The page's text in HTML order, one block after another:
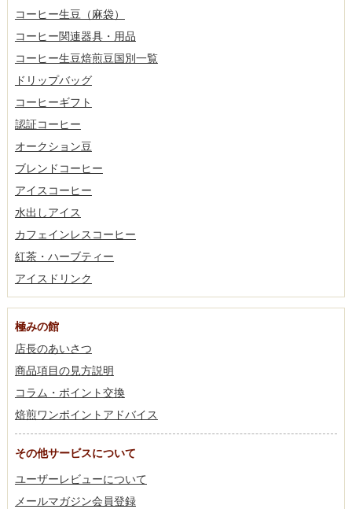
コーヒー生豆（麻袋）
コーヒー関連器具・用品
コーヒー生豆焙煎豆国別一覧
ドリップバッグ
コーヒーギフト
認証コーヒー
オークション豆
ブレンドコーヒー
アイスコーヒー
水出しアイス
カフェインレスコーヒー
紅茶・ハーブティー
アイスドリンク
極みの館
店長のあいさつ
商品項目の見方説明
コラム・ポイント交換
焙煎ワンポイントアドバイス
その他サービスについて
ユーザーレビューについて
メールマガジン会員登録